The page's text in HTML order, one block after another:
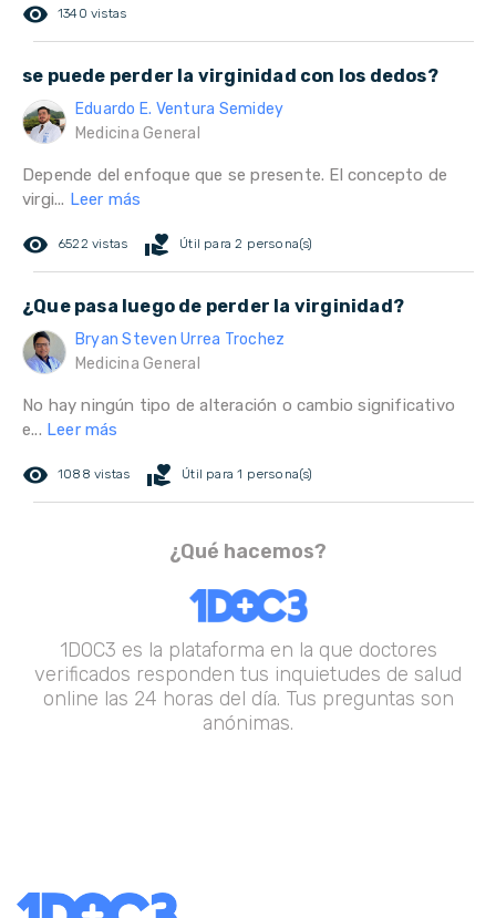
remove_red_eye 1340 vistas
se puede perder la virginidad con los dedos?
Eduardo E. Ventura Semidey
Medicina General
Depende del enfoque que se presente. El concepto de
virgi... Leer más
remove_red_eye 6522 vistas volunteer_activism Útil para 2 persona(s)
¿Que pasa luego de perder la virginidad?
Bryan Steven Urrea Trochez
Medicina General
No hay ningún tipo de alteración o cambio significativo
e... Leer más
remove_red_eye 1088 vistas volunteer_activism Útil para 1 persona(s)
¿Qué hacemos?
1DOC3 es la plataforma en la que doctores
verificados responden tus inquietudes de salud
online las 24 horas del día. Tus preguntas son
anónimas.